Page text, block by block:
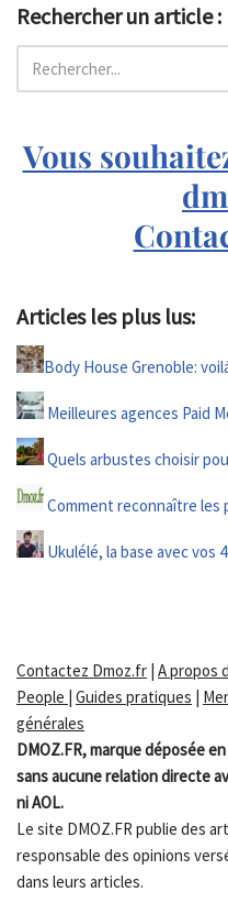
Rechercher un article :
Vous
Articles les plus lus:
Body House Grenoble:
Meilleures agences Paid
Quels arbustes choisir
Comment reconnaître
Ukulélé, la base avec vos
Contactez Dmoz.fr | A propos
People | Guides pratiques |
générales
DMOZ.FR, marque déposée
sans aucune relation directe
ni AOL.
Le site DMOZ.FR publie des
responsable des opinions
dans leurs articles.